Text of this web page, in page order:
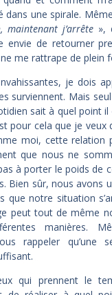
dans une spirale.
maintenant j’arrête »,
envie de retourner
me rattrape de plein
je dois
surviennent. Mais
sait à quel point il
pour cela que je veux
moi, cette relation
que nous ne
à porter le poids de
Bien sûr, nous avons
que notre situation
peut tout de même
manières.
rappeler qu’une
qui prennent le